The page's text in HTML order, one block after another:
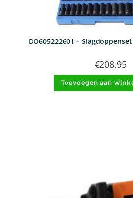
DO605222601 –
€208.95
Toevoegen aan